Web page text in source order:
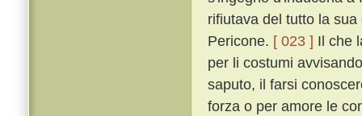
rifiutava del tutto la
Pericone. [ 023 ] Il che
per li costumi
saputo, il farsi
forza o per amore le